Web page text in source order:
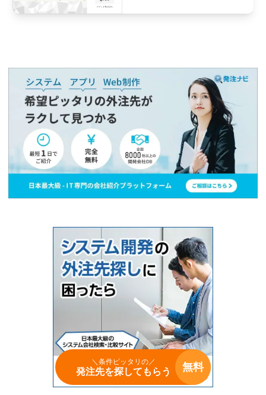
＼条件ピッタリの／
発注先を探してもらう 無料